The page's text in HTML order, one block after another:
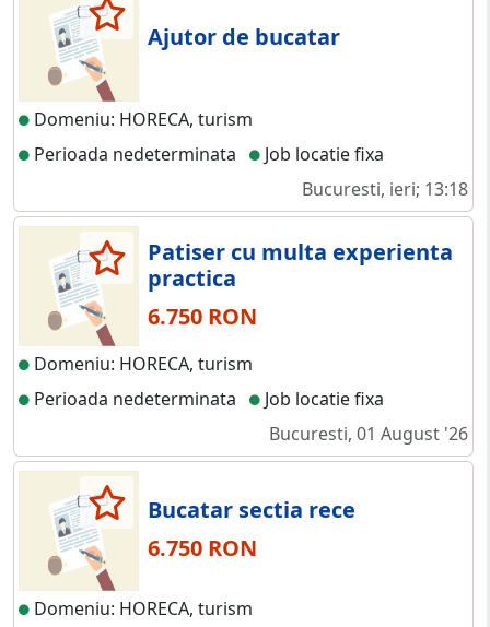
Ajutor de bucatar
Domeniu: HORECA, turism
Perioada nedeterminata
Job locatie fixa
Bucuresti, ieri; 13:18
Patiser cu multa experienta
practica
6.750 RON
Domeniu: HORECA, turism
Perioada nedeterminata
Job locatie fixa
Bucuresti, 01 August '26
Bucatar sectia rece
6.750 RON
Domeniu: HORECA, turism